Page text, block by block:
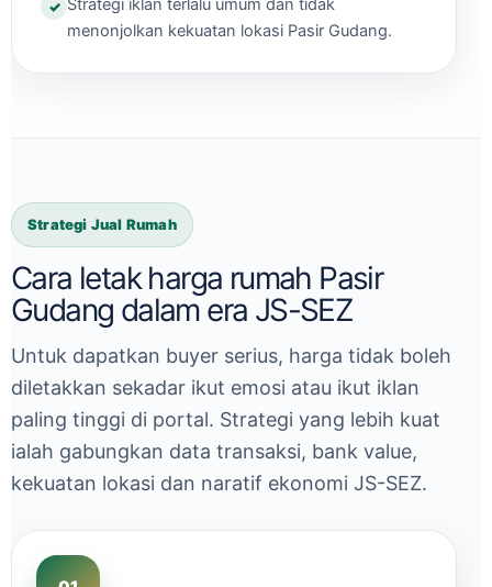
Strategi iklan terlalu umum dan tidak
menonjolkan kekuatan lokasi Pasir Gudang.
Strategi Jual Rumah
Cara letak harga rumah Pasir
Gudang dalam era JS-SEZ
Untuk dapatkan buyer serius, harga tidak boleh
diletakkan sekadar ikut emosi atau ikut iklan
paling tinggi di portal. Strategi yang lebih kuat
ialah gabungkan data transaksi, bank value,
kekuatan lokasi dan naratif ekonomi JS-SEZ.